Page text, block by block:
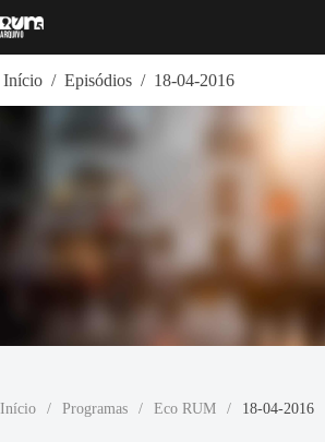
para
Início / Episódios / 18-04-2016
Início / Programas / Eco RUM / 18-04-2016